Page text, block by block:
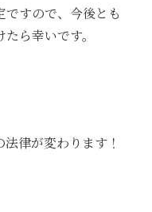
すので、今後とも
ら幸いです。
律が変わります！